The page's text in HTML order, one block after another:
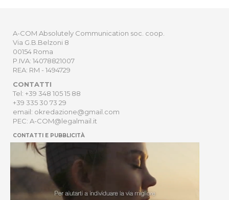
A-COM Absolutely Communication soc. coop.
Via G.B.Belzoni 8
00154 Roma
P.IVA: 14078821007
REA: RM - 1494729
CONTATTI
Tel: +39 348 105 15 88
+39 335 30 73 29
email: okredazione@gmail.com
PEC: A-COM@legalmail.it
CONTATTI E PUBBLICITÀ
HOME
NEWSLETTER
ORDER
PRIVACY POLICY